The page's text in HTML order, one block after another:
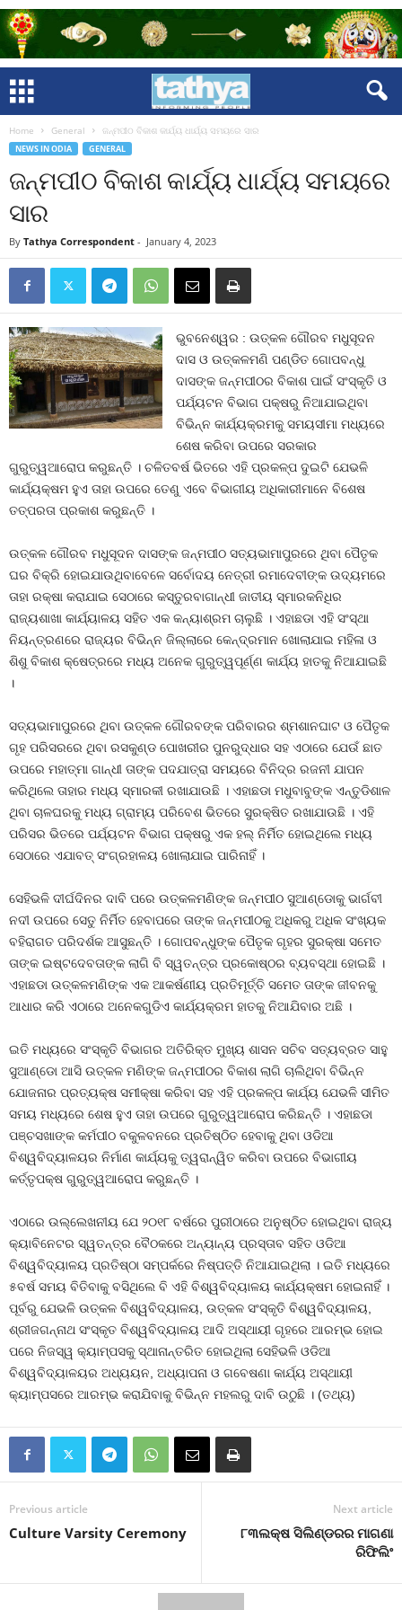
Home General ଜନ୍ମପୀଠ ବିକାଶ କାର୍ଯ୍ୟ ଧାର୍ଯ୍ୟ ସମୟରେ ସାର
NEWS IN ODIA GENERAL
ଜନ୍ମପୀଠ ବିକାଶ କାର୍ଯ୍ୟ ଧାର୍ଯ୍ୟ ସମୟରେ
ସାର
By Tathya Correspondent - January 4, 2023
ଭୁବନେଶ୍ୱର : ଉତ୍କଳ ଗୌରବ ମଧୁସୂଦନ
ଦାସ ଓ ଉତ୍କଳମଣି ପଣ୍ଡିତ ଗୋପବନ୍ଧୁ
ଦାସଙ୍କ ଜନ୍ମପୀଠର ବିକାଶ ପାଇଁ ସଂସ୍କୃତି ଓ
ପର୍ଯ୍ୟଟନ ବିଭାଗ ପକ୍ଷରୁ ନିଆଯାଇଥିବା
ବିଭିନ୍ନ କାର୍ଯ୍ୟକ୍ରମକୁ ସମୟସୀମା ମଧ୍ୟରେ
ଶେଷ କରିବା ଉପରେ ସରକାର
ଗୁରୁତ୍ୱଆରୋପ କରୁଛନ୍ତି । ଚଳିତବର୍ଷ ଭିତରେ ଏହି ପ୍ରକଳ୍ପ ଦୁଇଟି ଯେଭଳି
କାର୍ଯ୍ୟକ୍ଷମ ହୁଏ ତାହା ଉପରେ ତେଣୁ ଏବେ ବିଭାଗୀୟ ଅଧିକାରୀମାନେ ବିଶେଷ
ତତ୍ପରତା ପ୍ରକାଶ କରୁଛନ୍ତି ।
ଉତ୍କଳ ଗୌରବ ମଧୁସୂଦନ ଦାସଙ୍କ ଜନ୍ମପୀଠ ସତ୍ୟଭାମାପୁରରେ ଥିବା ପୈତୃକ
ଘର ବିକ୍ରି ହୋଇଯାଉଥିବାବେଳେ ସର୍ବୋଦୟ ନେତ୍ରୀ ରମାଦେବୀଙ୍କ ଉଦ୍ୟମରେ
ତାହା ରକ୍ଷା କରାଯାଇ ସେଠାରେ କସ୍ତୁରବାଗାନ୍ଧୀ ଜାତୀୟ ସ୍ମାରକନିଧିର
ରାଜ୍ୟଶାଖା କାର୍ଯ୍ୟାଳୟ ସହିତ ଏକ କନ୍ୟାଶ୍ରମ ଚାଲୁଛି । ଏହାଛଡା ଏହି ସଂସ୍ଥା
ନିୟନ୍ତ୍ରଣରେ ରାଜ୍ୟର ବିଭିନ୍ନ ଜିଲ୍ଲାରେ କେନ୍ଦ୍ରମାନ ଖୋଲାଯାଇ ମହିଳା ଓ
ଶିଶୁ ବିକାଶ କ୍ଷେତ୍ରରେ ମଧ୍ୟ ଅନେକ ଗୁରୁତ୍ୱପୂର୍ଣ୍ଣ କାର୍ଯ୍ୟ ହାତକୁ ନିଆଯାଇଛି
।
ସତ୍ୟଭାମାପୁରରେ ଥିବା ଉତ୍କଳ ଗୌରବଙ୍କ ପରିବାରର ଶ୍ମଶାନଘାଟ ଓ ପୈତୃକ
ଗୃହ ପରିସରରେ ଥିବା ରସକୁଣ୍ଡ ପୋଖରୀର ପୁନରୁଦ୍ଧାର ସହ ଏଠାରେ ଯେଉଁ ଛାତ
ଉପରେ ମହାତ୍ମା ଗାନ୍ଧୀ ତାଙ୍କ ପଦଯାତ୍ରା ସମୟରେ ବିନିଦ୍ର ରଜନୀ ଯାପନ
କରିଥିଲେ ତାହାର ମଧ୍ୟ ସ୍ମାରକୀ ରଖାଯାଉଛି । ଏହାଛଡା ମଧୁବାବୁଙ୍କ ଏନ୍ତୁଡିଶାଳ
ଥିବା ଚାଳଘରକୁ ମଧ୍ୟ ଗ୍ରାମ୍ୟ ପରିବେଶ ଭିତରେ ସୁରକ୍ଷିତ ରଖାଯାଉଛି । ଏହି
ପରିସର ଭିତରେ ପର୍ଯ୍ୟଟନ ବିଭାଗ ପକ୍ଷରୁ ଏକ ହଲ୍‍ ନିର୍ମିତ ହୋଇଥିଲେ ମଧ୍ୟ
ସେଠାରେ ଏଯାବତ୍‍ ସଂଗ୍ରହାଳୟ ଖୋଲାଯାଇ ପାରିନାହିଁ ।
ସେହିଭଳି ଦୀର୍ଘଦିନର ଦାବି ପରେ ଉତ୍କଳମଣିଙ୍କ ଜନ୍ମପୀଠ ସୁଆଣ୍ଡୋକୁ ଭାର୍ଗବୀ
ନଦୀ ଉପରେ ସେତୁ ନିର୍ମିତ ହେବାପରେ ତାଙ୍କ ଜନ୍ମପୀଠକୁ ଅଧିକରୁ ଅଧିକ ସଂଖ୍ୟକ
ବହିରାଗତ ପରିଦର୍ଶକ ଆସୁଛନ୍ତି । ଗୋପବନ୍ଧୁଙ୍କ ପୈତୃକ ଗୃହର ସୁରକ୍ଷା ସମେତ
ତାଙ୍କ ଇଷ୍ଟଦେବତାଙ୍କ ଲାଗି ବି ସ୍ୱତନ୍ତ୍ର ପ୍ରକୋଷ୍ଠର ବ୍ୟବସ୍ଥା ହୋଇଛି ।
ଏହାଛଡା ଉତ୍କଳମଣିଙ୍କ ଏକ ଆକର୍ଷଣୀୟ ପ୍ରତିମୂର୍ତ୍ତି ସମେତ ତାଙ୍କ ଜୀବନକୁ
ଆଧାର କରି ଏଠାରେ ଅନେକଗୁଡିଏ କାର୍ଯ୍ୟକ୍ରମ ହାତକୁ ନିଆଯିବାର ଅଛି ।
ଇତି ମଧ୍ୟରେ ସଂସ୍କୃତି ବିଭାଗର ଅତିରିକ୍ତ ମୁଖ୍ୟ ଶାସନ ସଚିବ ସତ୍ୟବ୍ରତ ସାହୁ
ସୁଆଣ୍ଡୋ ଆସି ଉତ୍କଳ ମଣିଙ୍କ ଜନ୍ମପୀଠର ବିକାଶ ଲାଗି ଚାଲିଥିବା ବିଭିନ୍ନ
ଯୋଜନାର ପ୍ରତ୍ୟକ୍ଷ ସମୀକ୍ଷା କରିବା ସହ ଏହି ପ୍ରକଳ୍ପ କାର୍ଯ୍ୟ ଯେଭଳି ସୀମିତ
ସମୟ ମଧ୍ୟରେ ଶେଷ ହୁଏ ତାହା ଉପରେ ଗୁରୁତ୍ୱଆରୋପ କରିଛନ୍ତି । ଏହାଛଡା
ପଞ୍ଚସଖାଙ୍କ କର୍ମପୀଠ ବକୁଳବନରେ ପ୍ରତିଷ୍ଠିତ ହେବାକୁ ଥିବା ଓଡିଆ
ବିଶ୍ୱବିଦ୍ୟାଳୟର ନିର୍ମାଣ କାର୍ଯ୍ୟକୁ ତ୍ୱରାନ୍ୱିତ କରିବା ଉପରେ ବିଭାଗୀୟ
କର୍ତ୍ତୃପକ୍ଷ ଗୁରୁତ୍ୱଆରୋପ କରୁଛନ୍ତି ।
ଏଠାରେ ଉଲ୍ଲେଖନୀୟ ଯେ ୨୦୧୮ ବର୍ଷରେ ପୁରୀଠାରେ ଅନୁଷ୍ଠିତ ହୋଇଥିବା ରାଜ୍ୟ
କ୍ୟାବିନେଟର ସ୍ୱତନ୍ତ୍ର ବୈଠକରେ ଅନ୍ୟାନ୍ୟ ପ୍ରସ୍ତାବ ସହିତ ଓଡିଆ
ବିଶ୍ୱବିଦ୍ୟାଳୟ ପ୍ରତିଷ୍ଠା ସମ୍ପର୍କରେ ନିଷ୍ପତ୍ତି ନିଆଯାଇଥିଲା । ଇତି ମଧ୍ୟରେ
୫ବର୍ଷ ସମୟ ବିତିବାକୁ ବସିଥିଲେ ବି ଏହି ବିଶ୍ୱବିଦ୍ୟାଳୟ କାର୍ଯ୍ୟକ୍ଷମ ହୋଇନାହିଁ ।
ପୂର୍ବରୁ ଯେଭଳି ଉତ୍କଳ ବିଶ୍ୱବିଦ୍ୟାଳୟ, ଉତ୍କଳ ସଂସ୍କୃତି ବିଶ୍ୱବିଦ୍ୟାଳୟ,
ଶ୍ରୀଜଗନ୍ନାଥ ସଂସ୍କୃତ ବିଶ୍ୱବିଦ୍ୟାଳୟ ଆଦି ଅସ୍ଥାୟୀ ଗୃହରେ ଆରମ୍ଭ ହୋଇ
ପରେ ନିଜସ୍ୱ କ୍ୟାମ୍ପସକୁ ସ୍ଥାନାନ୍ତରିତ ହୋଇଥିଲା ସେହିଭଳି ଓଡିଆ
ବିଶ୍ୱବିଦ୍ୟାଳୟର ଅଧ୍ୟୟନ, ଅଧ୍ୟାପନା ଓ ଗବେଷଣା କାର୍ଯ୍ୟ ଅସ୍ଥାୟୀ
କ୍ୟାମ୍ପସରେ ଆରମ୍ଭ କରାଯିବାକୁ ବିଭିନ୍ନ ମହଲରୁ ଦାବି ଉଠୁଛି । (ତଥ୍ୟ)
Previous article
Culture Varsity Ceremony
Next article
୮୩ଲକ୍ଷ ସିଲିଣ୍ଡରର ମାଗଣା
ରିଫିଲିଂ